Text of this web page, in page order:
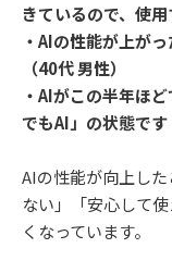
きているので、使用
・AIの性能が上が
（40代 男性）
・AIがこの半年ほ
でもAI」の状態です
AIの性能が向上し
ない」「安心して
くなっています。